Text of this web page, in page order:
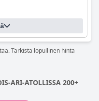
Tarkista lopullinen hinta
ARI-ATOLLISSA 200+